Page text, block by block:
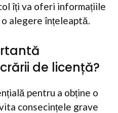
îți va oferi informațiile
alegere înțeleaptă.
de licență?
pentru a obține o
consecințele grave